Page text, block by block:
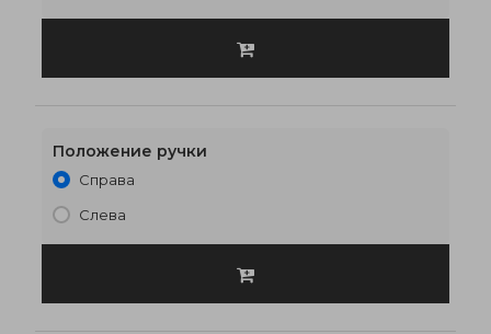
1000 x 2000
Положение ручки
Справа
Слева